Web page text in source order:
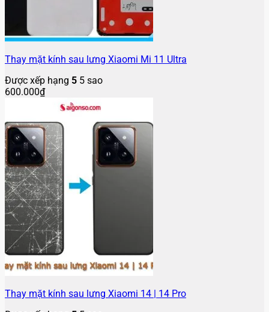
Thay mặt kính sau lưng Xiaomi Mi 11 Ultra
Được xếp hạng 5 5 sao
600.000₫
Thay mặt kính sau lưng Xiaomi 14 | 14 Pro